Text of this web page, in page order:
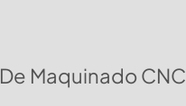
Maquinado CNC